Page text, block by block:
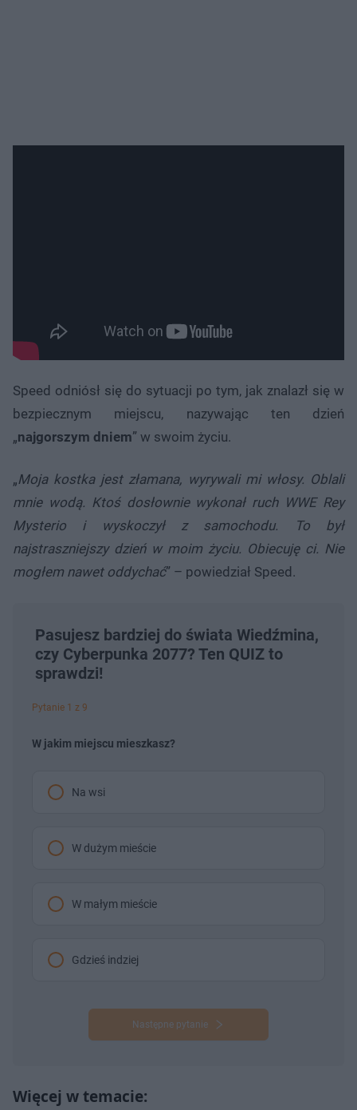
Speed ​​odniósł się do sytuacji po tym, jak znalazł się w
bezpiecznym miejscu, nazywając ten dzień
„najgorszym dniem” w swoim życiu.
„Moja kostka jest złamana, wyrywali mi włosy. Oblali
mnie wodą. Ktoś dosłownie wykonał ruch WWE Rey
Mysterio i wyskoczył z samochodu. To był
najstraszniejszy dzień w moim życiu. Obiecuję ci. Nie
mogłem nawet oddychać” – powiedział Speed.
Pasujesz bardziej do świata Wiedźmina,
czy Cyberpunka 2077? Ten QUIZ to
sprawdzi!
Pytanie 1 z 9
W jakim miejscu mieszkasz?
Na wsi
W dużym mieście
W małym mieście
Gdzieś indziej
Następne pytanie